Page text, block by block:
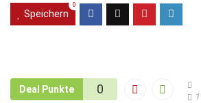
Speichern
0
Deal Punkte 0